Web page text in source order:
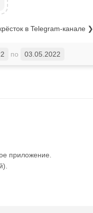
в Telegram-канале ❯
по 03.05.2022
приложение.